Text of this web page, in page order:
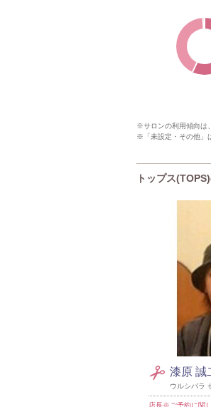
※サロンの利用傾向は
※「未設定・その他」
トップス
漆原 誠
ウルシバラ
店長※ご予約に関